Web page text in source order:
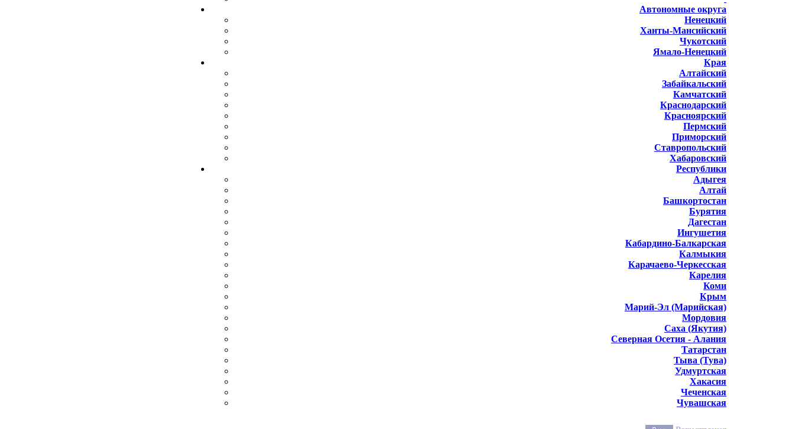
Автономные округа
Ненецкий
Ханты-Мансийский
Чукотский
Ямало-Ненецкий
Края
Алтайский
Забайкальский
Камчатский
Краснодарский
Красноярский
Пермский
Приморский
Ставропольский
Хабаровский
Республики
Адыгея
Алтай
Башкортостан
Бурятия
Дагестан
Ингушетия
Кабардино-Балкарская
Калмыкия
Карачаево-Черкесская
Карелия
Коми
Крым
Марий-Эл (Марийская)
Мордовия
Саха (Якутия)
Северная Осетия - Алания
Татарстан
Тыва (Тува)
Удмуртская
Хакасия
Чеченская
Чувашская